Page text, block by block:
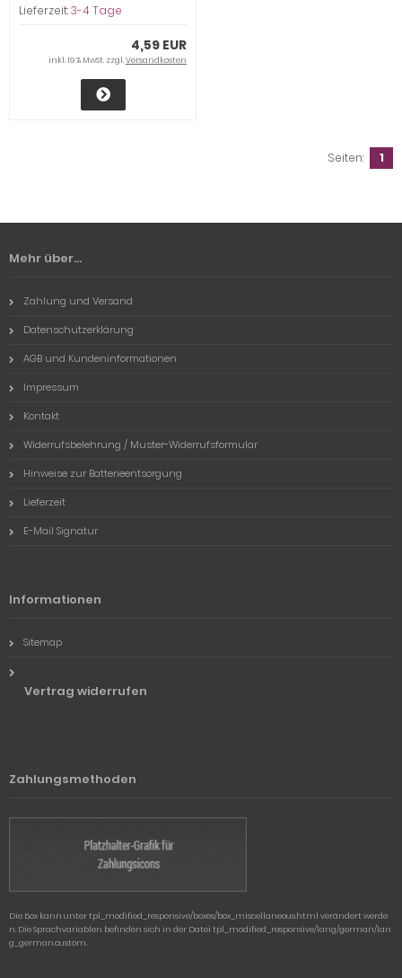
f.Bahnstromleiter u.Metalle
Lieferzeit:3-4 Tage
4,59 EUR
inkl. 19 % MwSt. zzgl.Versandkosten
Seiten: 1
Mehr über...
Zahlung und Versand
Datenschutzerklärung
AGB und Kundeninformationen
Impressum
Kontakt
Widerrufsbelehrung / Muster-Widerrufsformular
Hinweise zur Batterieentsorgung
Lieferzeit
E-Mail Signatur
Informationen
Sitemap
Vertrag widerrufen
Zahlungsmethoden
Die Box kann unter tpl_modified_responsive/boxes/box_miscellaneous.html verändert werde
n. Die Sprachvariablen befinden sich in der Datei tpl_modified_responsive/lang/german/lan
g_german.custom.